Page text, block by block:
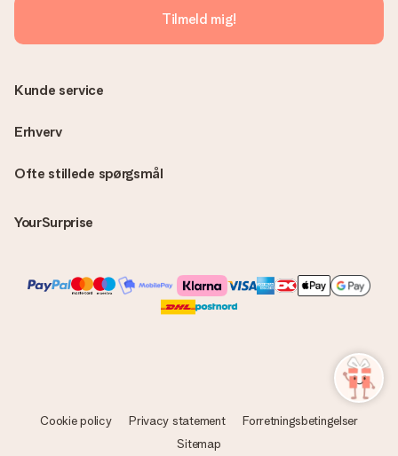
MySurprise-konto. Det betyder at du kan få gaven leveret
direkte til modtageren, hvilket gør det til en sand
overraskelse!
Tilmeld mig!
Ofte stillede spørgsmål
YourSurprise
Kunde service
Erhverv
Cookie policy Privacy statement
Forretningsbetingelser
Sitemap